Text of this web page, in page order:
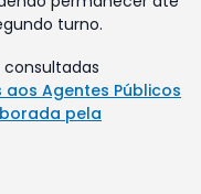
turno.
Agentes Públicos
pela